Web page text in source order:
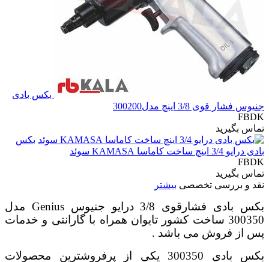
بکس بادی
جنیوس فشار قوی 3/8 اینچ مدل300200
FBDK
تماس بگیرید
بکس
بادی درایو 3/4 اینچ ساخت کاماسا KAMASA سوئد
FBDK
تماس بگیرید
نقد و بررسی تخصصی بیشتر
بکس بادی فشارقوی 3/8 درایو جنیوس Genius مدل
300350 ساخت کشور تایوان همراه با گارانتی و خدمات
پس از فروش می باشد .
بکس بادی 300350 یکی از پرفروشترین محصولات